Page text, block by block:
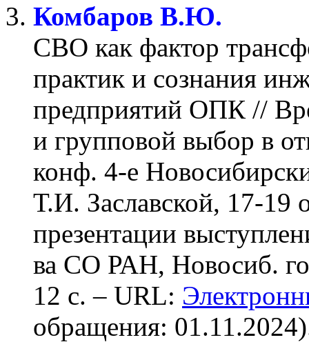
Комбаров В.Ю.
СВО как фактор
практик и сознания
предприятий ОПК //
и групповой выбор в
конф. 4-е
Т.И. Заславской, 17-19
презентации
ва СО РАН, Новосиб.
12 с. – URL:
обращения: